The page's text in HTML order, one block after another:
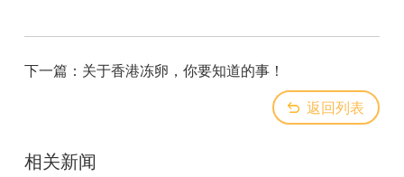
下一篇： 关于香港冻卵，你要知道的事！
返回列表
相关新闻